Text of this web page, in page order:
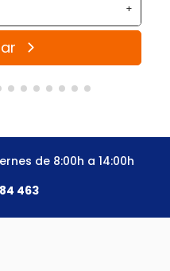
+
de 8:00h a 14:00h
463